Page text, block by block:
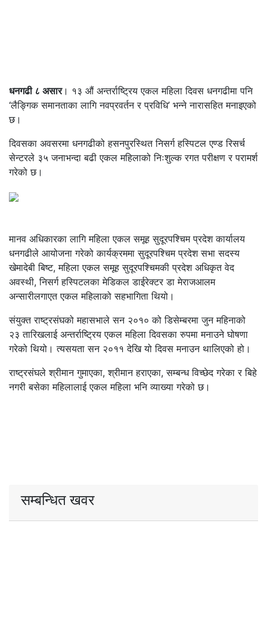
धनगढी ८ असार। १३ औं अन्तर्राष्ट्रिय एकल महिला दिवस धनगढीमा पनि
‘लैङ्गिक समानताका लागि नवप्रवर्तन र प्रविधि’ भन्ने नारासहित मनाइएको
छ।
दिवसका अवसरमा धनगढीको हसनपुरस्थित निसर्ग हस्पिटल एण्ड रिसर्च
सेन्टरले ३५ जनाभन्दा बढी एकल महिलाको निःशुल्क रगत परीक्षण र परामर्श
गरेको छ।
मानव अधिकारका लागि महिला एकल समूह सुदूरपश्चिम प्रदेश कार्यालय
धनगढीले आयोजना गरेको कार्यक्रममा सुदूरपश्चिम प्रदेश सभा सदस्य
खेमादेबी बिष्ट, महिला एकल समूह सुदूरपश्चिमकी प्रदेश अधिकृत वेद
अवस्थी, निसर्ग हस्पिटलका मेडिकल डाईरेक्टर डा मेराजआलम
अन्सारीलगाएत एकल महिलाको सहभागिता थियो।
संयुक्त राष्ट्रसंघको महासभाले सन २०१० को डिसेम्बरमा जुन महिनाको
२३ तारिखलाई अन्तर्राष्ट्रिय एकल महिला दिवसका रुपमा मनाउने घोषणा
गरेको थियो। त्यसयता सन २०११ देखि यो दिवस मनाउन थालिएको हो।
राष्ट्रसंघले श्रीमान गुमाएका, श्रीमान हराएका, सम्बन्ध विच्छेद गरेका र बिहे
नगरी बसेका महिलालाई एकल महिला भनि व्याख्या गरेको छ।
सम्बन्धित खवर